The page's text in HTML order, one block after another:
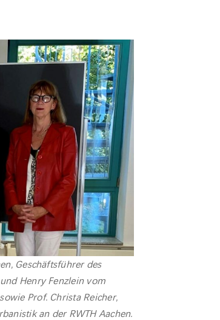
Geschäftsführer des
Henry Fenzlein vom
Prof. Christa Reicher,
an der RWTH Aachen.